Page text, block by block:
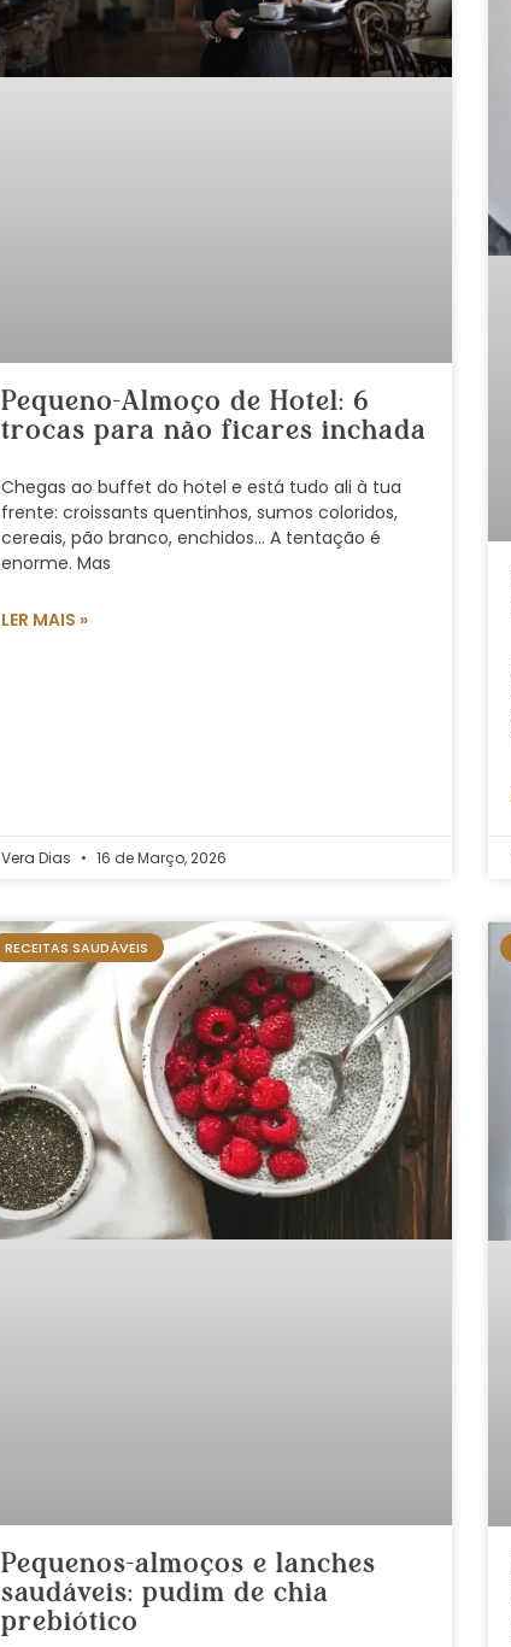
Pequeno-Almoço de Hotel: 6
trocas para não ficares inchada
Chegas ao buffet do hotel e está tudo ali à tua
frente: croissants quentinhos, sumos coloridos,
cereais, pão branco, enchidos… A tentação é
enorme. Mas
LER MAIS »
Vera Dias 16 de Março, 2026
RECEITAS SAUDÁVEIS
Pequenos-almoços e lanches
saudáveis: pudim de chia
prebiótico